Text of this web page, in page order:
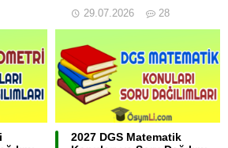
29.07.2026 28
2027 DGS Matematik